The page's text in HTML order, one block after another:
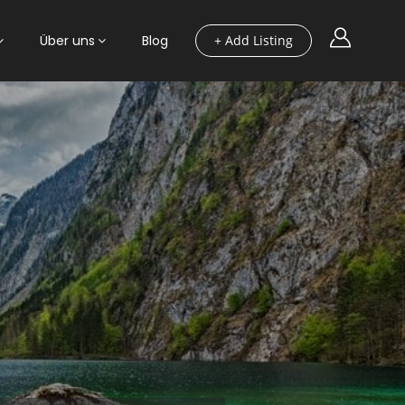
+ Add Listing
Über uns Blog